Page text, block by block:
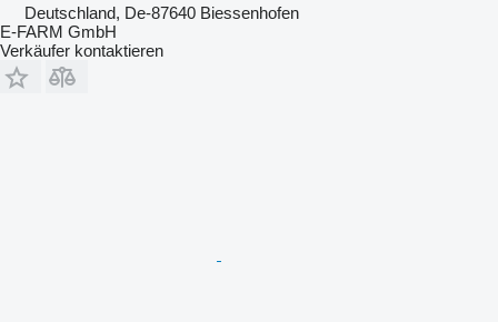
Deutschland, De-87640 Biessenhofen
E-FARM GmbH
Verkäufer kontaktieren